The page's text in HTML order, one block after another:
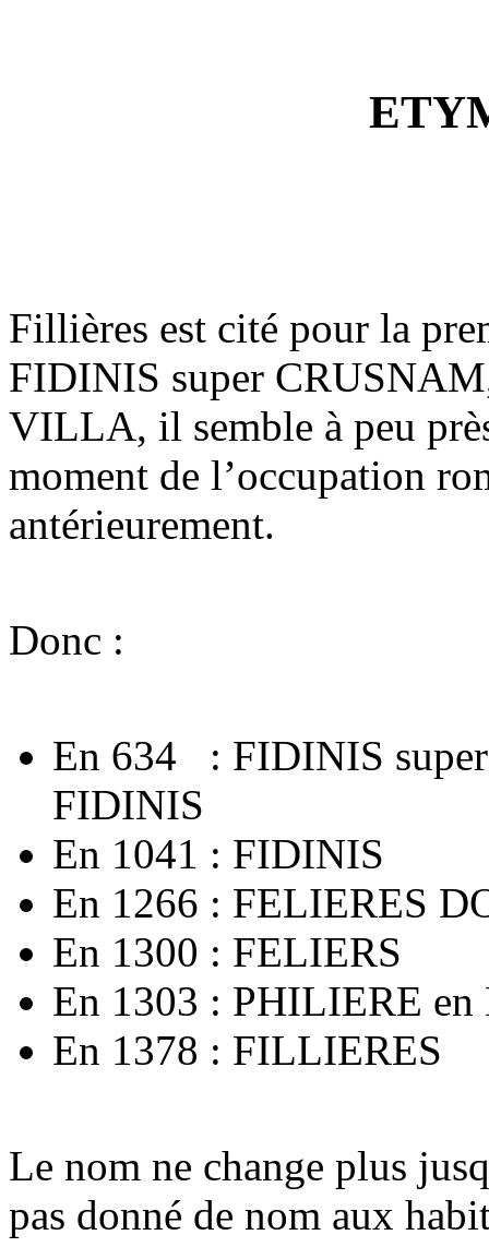
Fillières est cité pour la
FIDINIS super
VILLA, il semble à peu
moment de l’occupation
antérieurement.
Donc :
En 634 : FIDINIS
FIDINIS
En 1041 : FIDINIS
En 1266 : FELIERES
En 1300 : FELIERS
En 1303 : PHILIERE
En 1378 : FILLIERES
Le nom ne change plus
pas donné de nom aux